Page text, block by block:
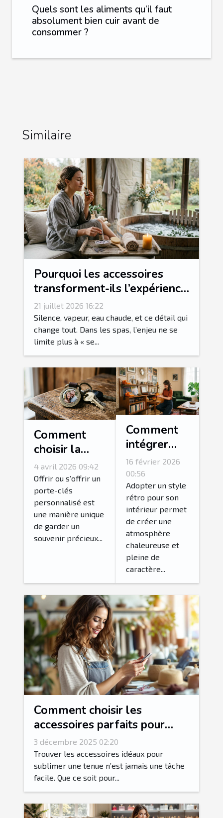
Quels sont les aliments qu’il faut
absolument bien cuir avant de
consommer ?
Similaire
Pourquoi les accessoires
transforment-ils l’expérience
spa en rituel sensoriel ?
21 juillet 2026 16:22
Silence, vapeur, eau chaude, et ce détail qui
change tout. Dans les spas, l’enjeu ne se
limite plus à « se...
Comment
choisir la
photo idéale
pour votre
porte-clés
personnalisé?
4 avril 2026 09:42
Offrir ou s’offrir un
porte-clés
personnalisé est
une manière unique
de garder un
souvenir précieux...
Comment
intégrer
des
accessoires
vintage
pour un
intérieur
rétro
authentique
?
16 février 2026
00:56
Adopter un style
rétro pour son
intérieur permet
de créer une
atmosphère
chaleureuse et
pleine de
caractère...
Comment choisir les
accessoires parfaits pour
votre style vestimentaire ?
3 décembre 2025 02:20
Trouver les accessoires idéaux pour
sublimer une tenue n’est jamais une tâche
facile. Que ce soit pour...